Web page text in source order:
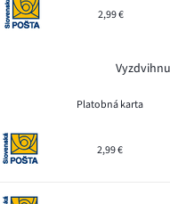
2,99 €
Platobná karta
2,99 €